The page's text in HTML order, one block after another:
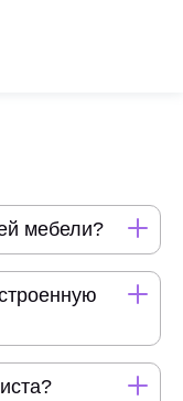
мебели?